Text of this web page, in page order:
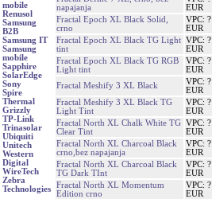
mobile
Renusol
Samsung
B2B
Samsung IT
Samsung
mobile
Sapphire
SolarEdge
Sony
Spire
Thermal
Grizzly
TP-Link
Trinasolar
Ubiquiti
Unitech
Western
Digital
WireTech
Zebra
Technologies
napajanja
EUR
Fractal Epoch XL Black Solid,
crno
VPC: ?
EUR
Fractal Epoch XL Black TG Light
tint
VPC: ?
EUR
Fractal Epoch XL Black TG RGB
Light tint
VPC: ?
EUR
Fractal Meshify 3 XL Black
VPC: ?
EUR
Fractal Meshify 3 XL Black TG
Light Tint
VPC: ?
EUR
Fractal North XL Chalk White TG
Clear Tint
VPC: ?
EUR
Fractal North XL Charcoal Black
crno,bez napajanja
VPC: ?
EUR
Fractal North XL Charcoal Black
TG Dark TInt
VPC: ?
EUR
Fractal North XL Momentum
Edition crno
VPC: ?
EUR